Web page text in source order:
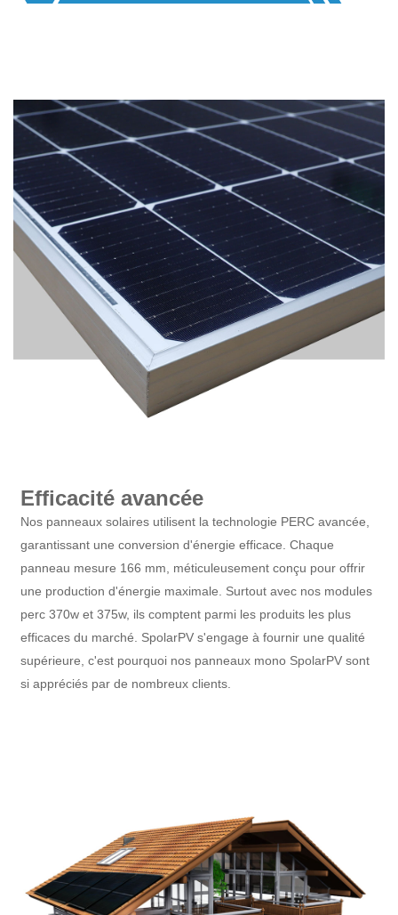
Efficacité avancée
Nos panneaux solaires utilisent la technologie PERC avancée,
garantissant une conversion d'énergie efficace. Chaque
panneau mesure 166 mm, méticuleusement conçu pour offrir
une production d'énergie maximale. Surtout avec nos modules
perc 370w et 375w, ils comptent parmi les produits les plus
efficaces du marché. SpolarPV s'engage à fournir une qualité
supérieure, c'est pourquoi nos panneaux mono SpolarPV sont
si appréciés par de nombreux clients.